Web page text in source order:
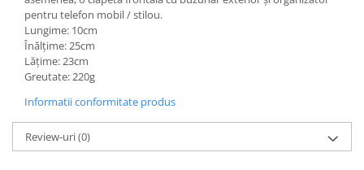
pentru telefon mobil / stilou.
Lungime: 10cm
Înălţime: 25cm
Lăţime: 23cm
Greutate: 220g
Informatii conformitate produs
Review-uri(0)